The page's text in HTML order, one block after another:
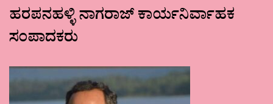
ಹರಪನಹಳ್ಳಿ ನಾಗರಾಜ್ ಕಾರ್ಯನಿರ್ವಾಹಕ
ಸಂಪಾದಕರು